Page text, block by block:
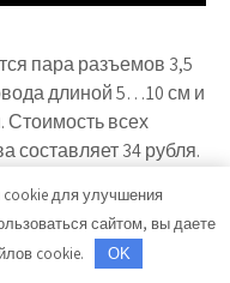
пара разъемов 3,5
длиной 5…10 см и
Стоимость всех
составляет 34 рубля.
ниже:
в виде двух
cookie для улучшения
сайтом, вы даете
cookie.
OK